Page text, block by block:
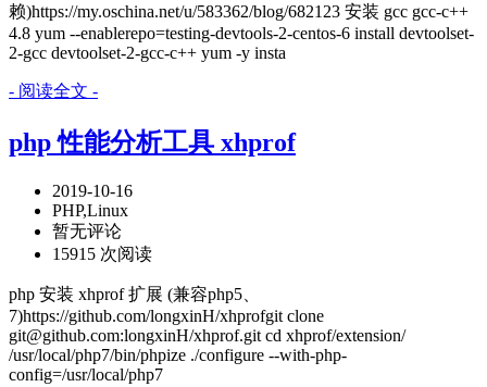
赖)https://my.oschina.net/u/583362/blog/682123 安装 gcc gcc-c++
4.8 yum --enablerepo=testing-devtools-2-centos-6 install devtoolset-
2-gcc devtoolset-2-gcc-c++ yum -y insta
- 阅读全文 -
php 性能分析工具 xhprof
2019-10-16
PHP,Linux
暂无评论
15915 次阅读
php 安装 xhprof 扩展 (兼容php5、
7)https://github.com/longxinH/xhprofgit clone
git@github.com:longxinH/xhprof.git cd xhprof/extension/
/usr/local/php7/bin/phpize ./configure --with-php-
config=/usr/local/php7